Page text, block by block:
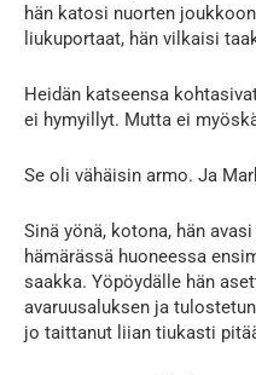
hän katosi nuorten
liukuportaat, hän vilkaisi
Heidän katseensa
ei hymyillyt. Mutta ei
Se oli vähäisin armo. Ja
Sinä yönä, kotona, hän
hämärässä huoneessa
saakka. Yöpöydälle hän
avaruusaluksen ja
jo taittanut liian tiukasti